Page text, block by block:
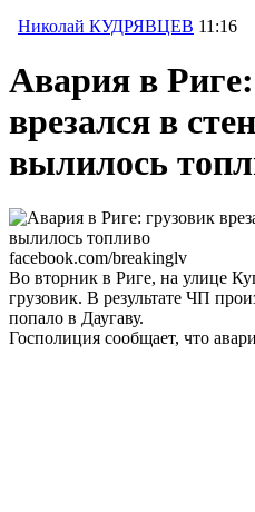
Николай КУДРЯВЦЕВ 11:16
Авария в
врезался в
вылилось
facebook.com/breakinglv
Во вторник в Риге, на улице
грузовик. В результате ЧП
попало в Даугаву.
Госполиция сообщает, что